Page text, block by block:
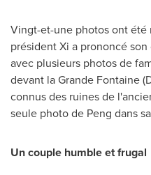
Vingt-et-une photos ont été
président Xi a prononcé
avec plusieurs photos de
devant laGrande Fontaine
connus des ruines de
seule photo de Peng dans
Un couple humble et frugal